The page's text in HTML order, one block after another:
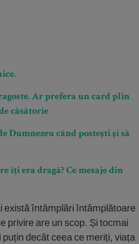
Ar prefera un card plin
căsătorie
Dumnezeu când postești și să
îți era dragă? Ce mesaje din
există întâmplări întâmplătoare
privire are un scop. Și tocmai
decât ceea ce meriți, viața